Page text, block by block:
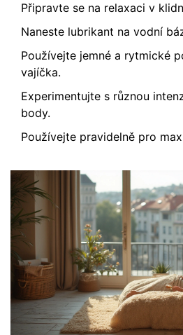
Připravte se na relaxaci v
Naneste lubrikant na vodní
Používejte jemné a rytmické
vajíčka.
Experimentujte s různou
body.
Používejte pravidelně pro